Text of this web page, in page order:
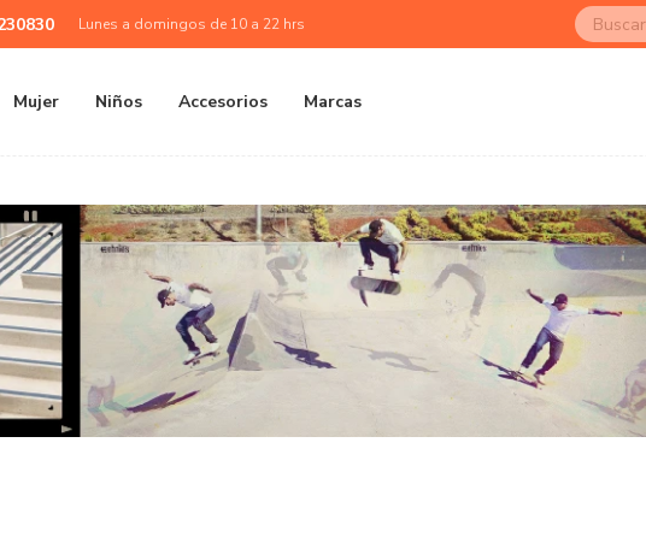
Mujer Niños Accesorios Marcas
Lunes a domingos de 10 a 22 hrs